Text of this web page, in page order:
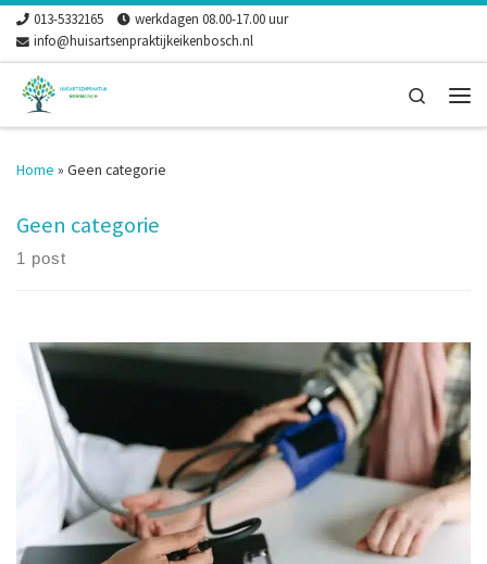
Skip to content
013-5332165
werkdagen 08.00-17.00 uur
info@huisartsenpraktijkeikenbosch.nl
Search
Home » Geen categorie
Geen categorie
1 post